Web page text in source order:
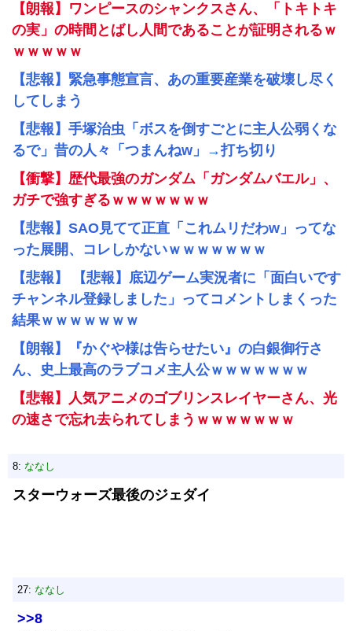
【朗報】ワンピースのシャンクスさん、「トキトキ
の実」の時間とばし人間であることが証明されるｗ
ｗｗｗｗｗ
【悲報】緊急事態宣言、あの重要産業を破壊し尽く
してしまう
【悲報】手塚治虫「ボスを倒すごとに主人公弱くな
るで」昔の人々「つまんねw」→打ち切り
【衝撃】歴代最強のガンダム「ガンダムバエル」、
ガチで強すぎるｗｗｗｗｗｗｗ
【悲報】SAO見てて正直「これムリだわw」ってな
った展開、コレしかないｗｗｗｗｗｗｗ
【悲報】 【悲報】底辺ゲーム実況者に「面白いです
チャンネル登録しました」ってコメントしまくった
結果ｗｗｗｗｗｗｗ
【朗報】『かぐや様は告らせたい』の白銀御行さ
ん、史上最高のラブコメ主人公ｗｗｗｗｗｗｗ
【悲報】人気アニメのゴブリンスレイヤーさん、光
の速さで忘れ去られてしまうｗｗｗｗｗｗｗ
8: ななし
スターウォーズ最後のジェダイ
27: ななし
>>8